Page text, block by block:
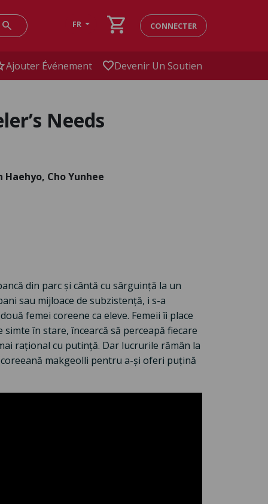
search FR shopping_cart CONNECTER
Ajouter Événement favoriteDevenir Un Soutien
Needs
Cho Yunhee
din parc și cântă cu sârguință la un
sau mijloace de subzistență, i s-a
femei coreene ca eleve. Femeii îi place
în stare, încearcă să perceapă fiecare
rațional cu putință. Dar lucrurile rămân la
makgeolli pentru a-și oferi puțină